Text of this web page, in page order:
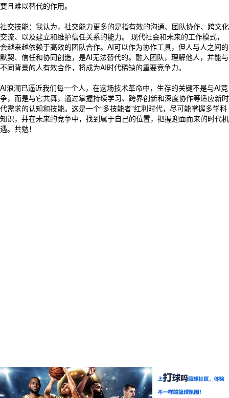
要且难以替代的作用。
社交技能：我认为，社交能力更多的是指有效的沟通、团队协作、跨文化
交流、以及建立和维护信任关系的能力。 现代社会和未来的工作模式，
会越来越依赖于高效的团队合作。AI可以作为协作工具，但人与人之间的
默契、信任和协同创造，是AI无法替代的。融入团队，理解他人，并能与
不同背景的人有效合作，将成为AI时代稀缺的重要竞争力。
AI浪潮已逼近我们每一个人，在这场技术革命中，生存的关键不是与AI竞
争，而是与它共舞，通过掌握持续学习、跨界创新和深度协作等适应新时
代需求的认知和技能。这是一个“多技能者”红利时代，尽可能掌握多学科
知识，并在未来的竞争中，找到属于自己的位置，把握迎面而来的时代机
遇。共勉！